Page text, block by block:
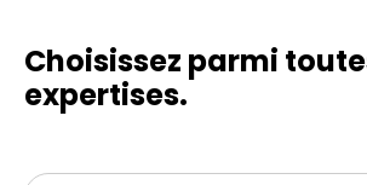
Choisissez parmi
expertises.